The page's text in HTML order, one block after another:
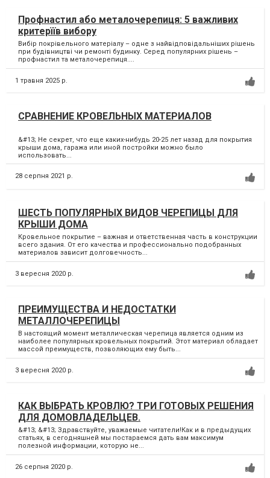
Профнастил або металочерепиця: 5 важливих
критерїїв вибору
Вибір покрівельного матеріалу – одне з найвідповідальніших рішень
при будівництві чи ремонті будинку. Серед популярних рішень –
профнастил та металочерепиця....
1 травня 2025 р.
СРАВНЕНИЕ КРОВЕЛЬНЫХ МАТЕРИАЛОВ
&#13; Не секрет, что еще каких-нибудь 20-25 лет назад для покрытия
крыши дома, гаража или иной постройки можно было
использовать...
28 серпня 2021 р.
ШЕСТЬ ПОПУЛЯРНЫХ ВИДОВ ЧЕРЕПИЦЫ ДЛЯ
КРЫШИ ДОМА
Кровельное покрытие – важная и ответственная часть в конструкции
всего здания. От его качества и профессионально подобранных
материалов зависит долговечность...
3 вересня 2020 р.
ПРЕИМУЩЕСТВА И НЕДОСТАТКИ
МЕТАЛЛОЧЕРЕПИЦЫ
В настоящий момент металлическая черепица является одним из
наиболее популярных кровельных покрытий. Этот материал обладает
массой преимуществ, позволяющих ему быть...
3 вересня 2020 р.
КАК ВЫБРАТЬ КРОВЛЮ? ТРИ ГОТОВЫХ РЕШЕНИЯ
ДЛЯ ДОМОВЛАДЕЛЬЦЕВ.
&#13; &#13; Здравствуйте, уважаемые читатели!Как и в предыдущих
статьях, в сегодняшней мы постараемся дать вам максимум
полезной информации, которую не...
26 серпня 2020 р.